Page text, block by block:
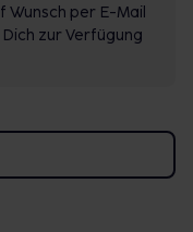
per E-Mail
zur Verfügung